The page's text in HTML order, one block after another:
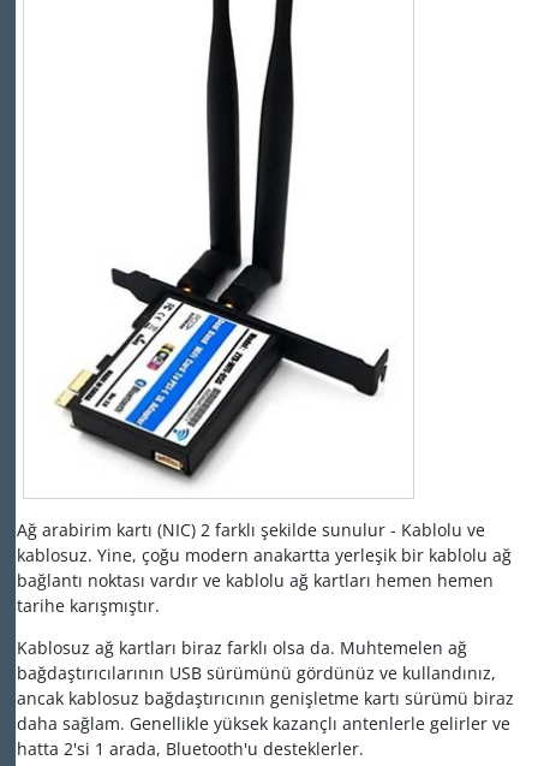
Ağ arabirim kartı (NIC) 2 farklı şekilde sunulur - Kablolu ve
kablosuz. Yine, çoğu modern anakartta yerleşik bir kablolu ağ
bağlantı noktası vardır ve kablolu ağ kartları hemen hemen
tarihe karışmıştır.
Kablosuz ağ kartları biraz farklı olsa da. Muhtemelen ağ
bağdaştırıcılarının USB sürümünü gördünüz ve kullandınız,
ancak kablosuz bağdaştırıcının genişletme kartı sürümü biraz
daha sağlam. Genellikle yüksek kazançlı antenlerle gelirler ve
hatta 2'si 1 arada, Bluetooth'u desteklerler.